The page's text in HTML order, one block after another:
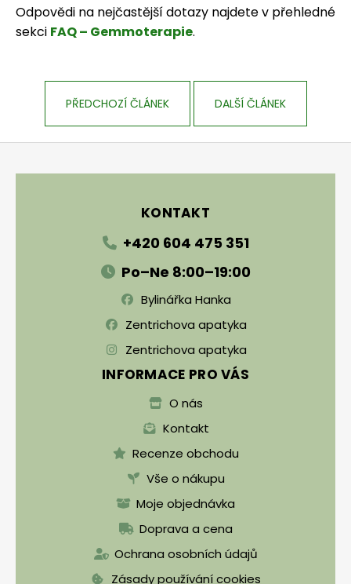
Odpovědi na nejčastější dotazy najdete v přehledné
sekci FAQ – Gemmoterapie.
PŘEDCHOZÍ ČLÁNEK DALŠÍ ČLÁNEK
KONTAKT
+420 604 475 351
Po–Ne 8:00–19:00
Bylinářka Hanka
Zentrichova apatyka
Zentrichova apatyka
INFORMACE PRO VÁS
O nás
Kontakt
Recenze obchodu
Vše o nákupu
Moje objednávka
Doprava a cena
Ochrana osobních údajů
Zásady používání cookies